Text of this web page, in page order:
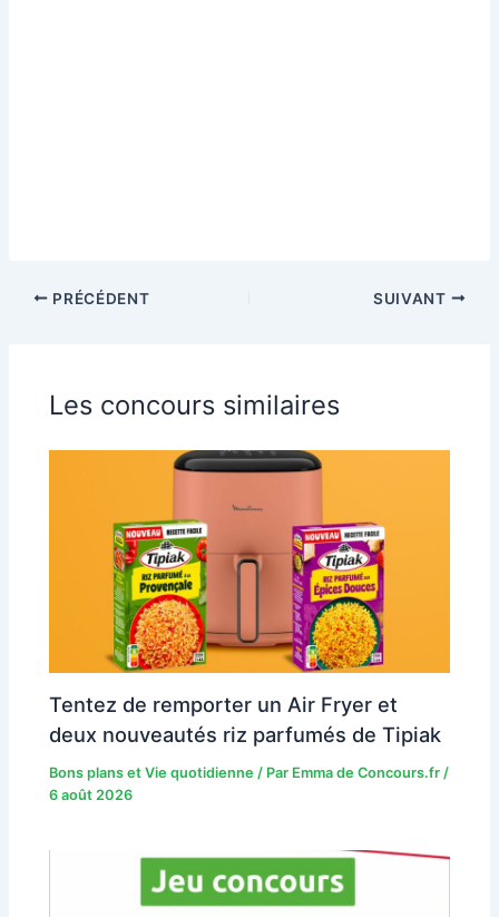
PRÉCÉDENT SUIVANT
Les concours similaires
Tentez de remporter un Air Fryer et
deux nouveautés riz parfumés de Tipiak
Bons plans et Vie quotidienne / Par Emma de Concours.fr /
6 août 2026